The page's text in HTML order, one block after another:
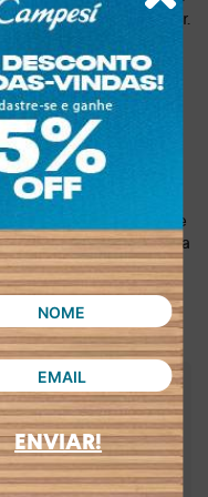
ENVIAR!
na hora de se calçar.
seja para um
as amigas. Este
qualidade foi feito
e umpeso leve, de
não tenham fim.
da sua filha com
dois mundos:
um calçado que
Sandália Pink Cats é a